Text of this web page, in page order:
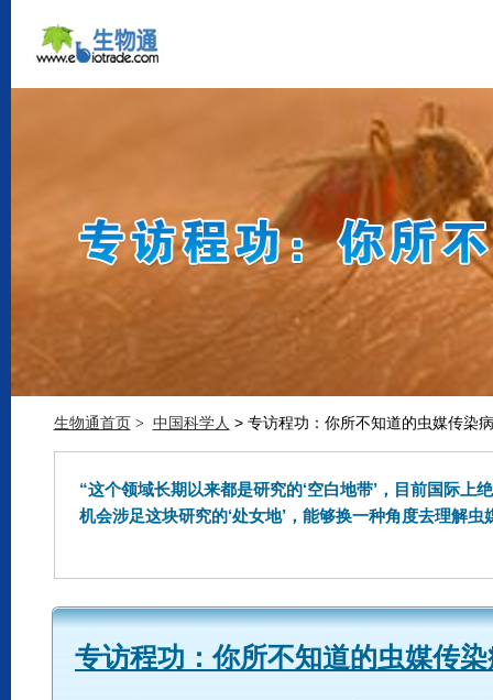
生物通首页 > 中国科学人 > 专访程功：你所不知道的虫媒传染
“这个领域长期以来都是研究的‘空白地带’，目前国际
机会涉足这块研究的‘处女地’，能够换一种角度去理解
专访程功：你所不知道的虫媒传